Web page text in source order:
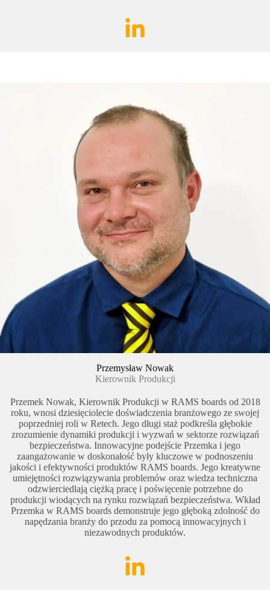
Przemysław Nowak
Kierownik Produkcji
Przemek Nowak, Kierownik Produkcji w RAMS boards od 2018
roku, wnosi dziesięciolecie doświadczenia branżowego ze swojej
poprzedniej roli w Retech. Jego długi staż podkreśla głębokie
zrozumienie dynamiki produkcji i wyzwań w sektorze rozwiązań
bezpieczeństwa. Innowacyjne podejście Przemka i jego
zaangażowanie w doskonałość były kluczowe w podnoszeniu
jakości i efektywności produktów RAMS boards. Jego kreatywne
umiejętności rozwiązywania problemów oraz wiedza techniczna
odzwierciedlają ciężką pracę i poświęcenie potrzebne do
produkcji wiodących na rynku rozwiązań bezpieczeństwa. Wkład
Przemka w RAMS boards demonstruje jego głęboką zdolność do
napędzania branży do przodu za pomocą innowacyjnych i
niezawodnych produktów.